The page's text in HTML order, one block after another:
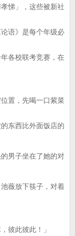
悌」，这些被新社
语》是每个年级必
各校联考竞赛，在
置，先喝一口紫菜
东西比外面饭店的
男子坐在了她的对
薇放下筷子，对着
彼此彼此！」